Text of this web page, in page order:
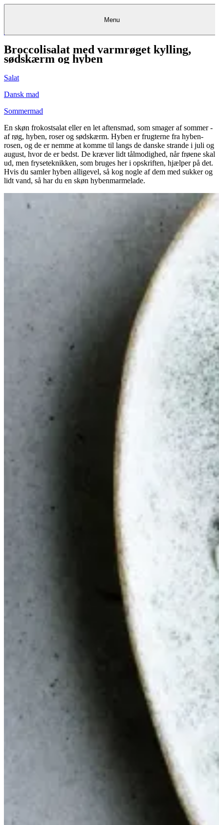
KantineKantine Kantine
Frokostordning FrokostordningFrokostordning
CateringCatering&&Events
Opskrifter
RestauranterRestauranter&&BagerierBagerierRestauranter &
Bagerier
FoodserviceFoodserviceFoodservice
rådgivning
Eventkalender
KøbKøbgavekortgavekortKøb gavekort
KundeserviceKundeserviceKundeservice
Menu
Broccolisalat med varmrøget kylling,
sødskærm og hyben
Salat
Dansk mad
Sommermad
En skøn frokostsalat eller en let aftensmad, som smager af sommer -
af røg, hyben, roser og sødskærm. Hyben er frugterne fra hyben-
rosen, og de er nemme at komme til langs de danske strande i juli og
august, hvor de er bedst. De kræver lidt tålmodighed, når frøene skal
ud, men fryseteknikken, som bruges her i opskriften, hjælper på det.
Hvis du samler hyben alligevel, så kog nogle af dem med sukker og
lidt vand, så har du en skøn hybenmarmelade.